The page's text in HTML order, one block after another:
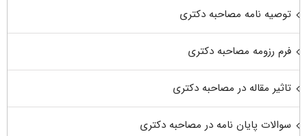
توصیه نامه مصاحبه دکتری
فرم رزومه مصاحبه دکتری
تاثیر مقاله در مصاحبه دکتری
سوالات پایان نامه در مصاحبه دکتری